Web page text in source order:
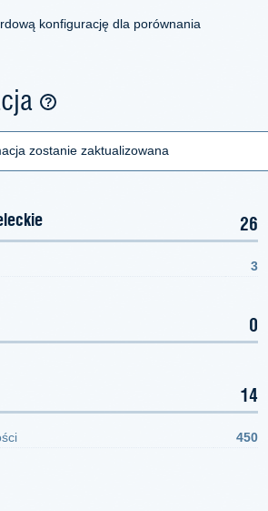
konfigurację dla porównania
zostanie zaktualizowana
26
3
0
14
450